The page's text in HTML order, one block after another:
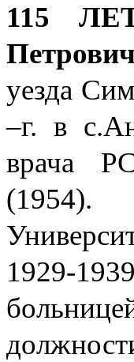
115
уезда
–г. в
врача
(1954).
1929-